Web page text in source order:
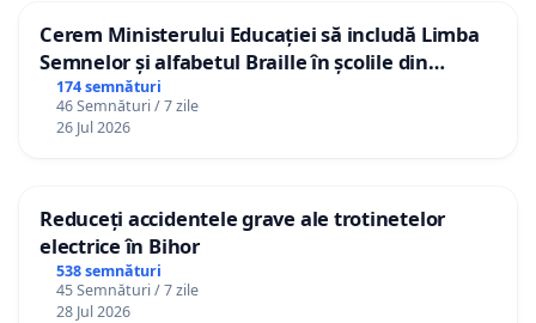
Cerem Ministerului Educației să includă Limba
Semnelor și alfabetul Braille în școlile din
Republica Moldova!
174 semnături
46 Semnături / 7 zile
26 Jul 2026
Reduceți accidentele grave ale trotinetelor
electrice în Bihor
538 semnături
45 Semnături / 7 zile
28 Jul 2026